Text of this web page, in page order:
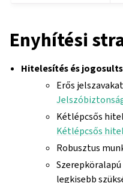
Enyhítési
Hitelesítés és
Erős
Kétlépcsős
Kétlépcsős
Robusztus
legkisebb